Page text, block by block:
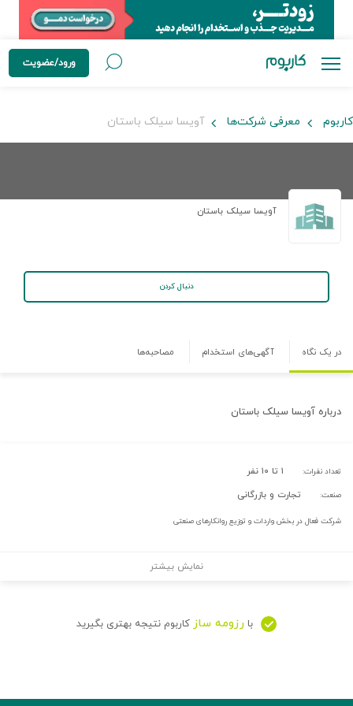
ورود/عضویت
کاربوم معرفی شرکت‌ها آویسا سیلک باستان
آویسا سیلک باستان
دنبال کردن
در یک نگاه آگهی‌های استخدام مصاحبه‌ها
درباره آویسا سیلک باستان
تعداد نفرات: ۱ تا ۱۰ نفر
صنعت: تجارت و بازرگانی
شرکت فعال در بخش واردات و توزیع روانکارهای صنعتی
نمایش بیشتر
با رزومه ساز کاربوم نتیجه بهتری بگیرید